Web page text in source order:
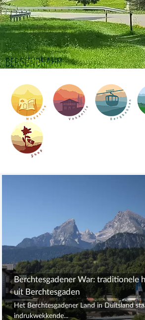
BERGUNDBAHN
Berchtesgadener War: traditionele
uit Berchtesgaden
Het Berchtesgadener Land in Duitsland
indrukwekkende...